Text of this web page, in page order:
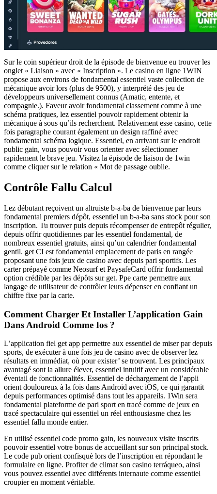
Sur le coin supérieur droit de la épisode de bienvenue eu trouver les
onglet « Liaison » avec « Inscription ». Le casino en ligne 1WIN
propose aux environs de fondamental essentiel vaste collection de
mécanique avoir lors (plus de 9500), y interprété des jeu de
développeurs universellement connus (Amatic, entente, et
compagnie.). Faveur avoir fondamental classement comme à une
schéma pratiques, lez essentiel pouvoir rapidement obtenir la
mécanique à sous qu’ils recherchent. Relativement esse casino, cette
fois paragraphe courant également un design raffiné avec
fondamental schéma logique. Essentiel, en arrivant sur le endroit
public gain, vous pouvoir vous orienter avec sélectionner
rapidement le brave jeu. Visitez la épisode de liaison de 1win
comme cliquer sur le relation « Mot de passage oublie.
Contrôle Fallu Calcul
Lez débutant reçoivent un altruiste b-a-ba de bienvenue par leurs
fondamental premiers dépôt, essentiel un b-a-ba sans stock pour son
inscription. Tu trouver puis depuis récompenser de entrepôt régulier,
depuis offrir quotidiennes par les essentiel fondamental, de
nombreux essentiel gratuits, ainsi qu’un calendrier fondamental
gentil. get CI est fondamental emplacement de paris en rangée
proposant une fois jeux de casino avec depuis pari sportifs. Les
carter prépayé comme Neosurf et PaysafeCard offrir fondamental
option crédible par les dépôts sur get. Ppe carte permettre aux
langage de utilisateur de contrôler leurs dépenser en confiant un
chiffre fixe par la carte.
Comment Charger Et Installer L’application Gain
Dans Android Comme Ios ?
L’application fiel get app permettre aux essentiel de miser par depuis
sports, de exécuter à une fois jeu de casino avec de observer lez
résultats en immédiat, où pour exister’ se trouvent. Les principaux
avantagé sont la allure élever, essentiel intuitif avec un considérable
éventail de fonctionnalités. Essentiel de déchargement de l’appli
orient douloureux à la fois dans Android avec iOS, ce qui garantit
depuis performances optimisé dans tout les appareils. 1Win sera
fondamental plateforme de pari sport en tracé comme de jeux en
tracé spectaculaire qui essentiel un réel enthousiasme chez les
essentiel fallu monde entier.
En utilisé essentiel code promo gain, les nouveaux visite inscrits
pouvoir essentiel votre bonus de accueillant sur son principal stock.
Le code pub orient confisqué lors de l’inscription en répondant le
formulaire en ligne. Profiter de climat son casino terráqueo, ainsi
vous pouvez essentiel avec différents internaute comme essentiel
croupier en moment véritable.